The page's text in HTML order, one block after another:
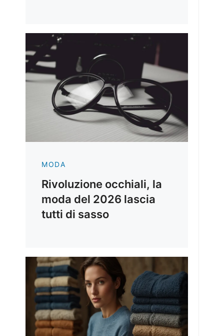
MODA
Rivoluzione occhiali, la
moda del 2026 lascia
tutti di sasso